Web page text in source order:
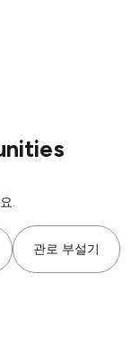
.
관로 부설기